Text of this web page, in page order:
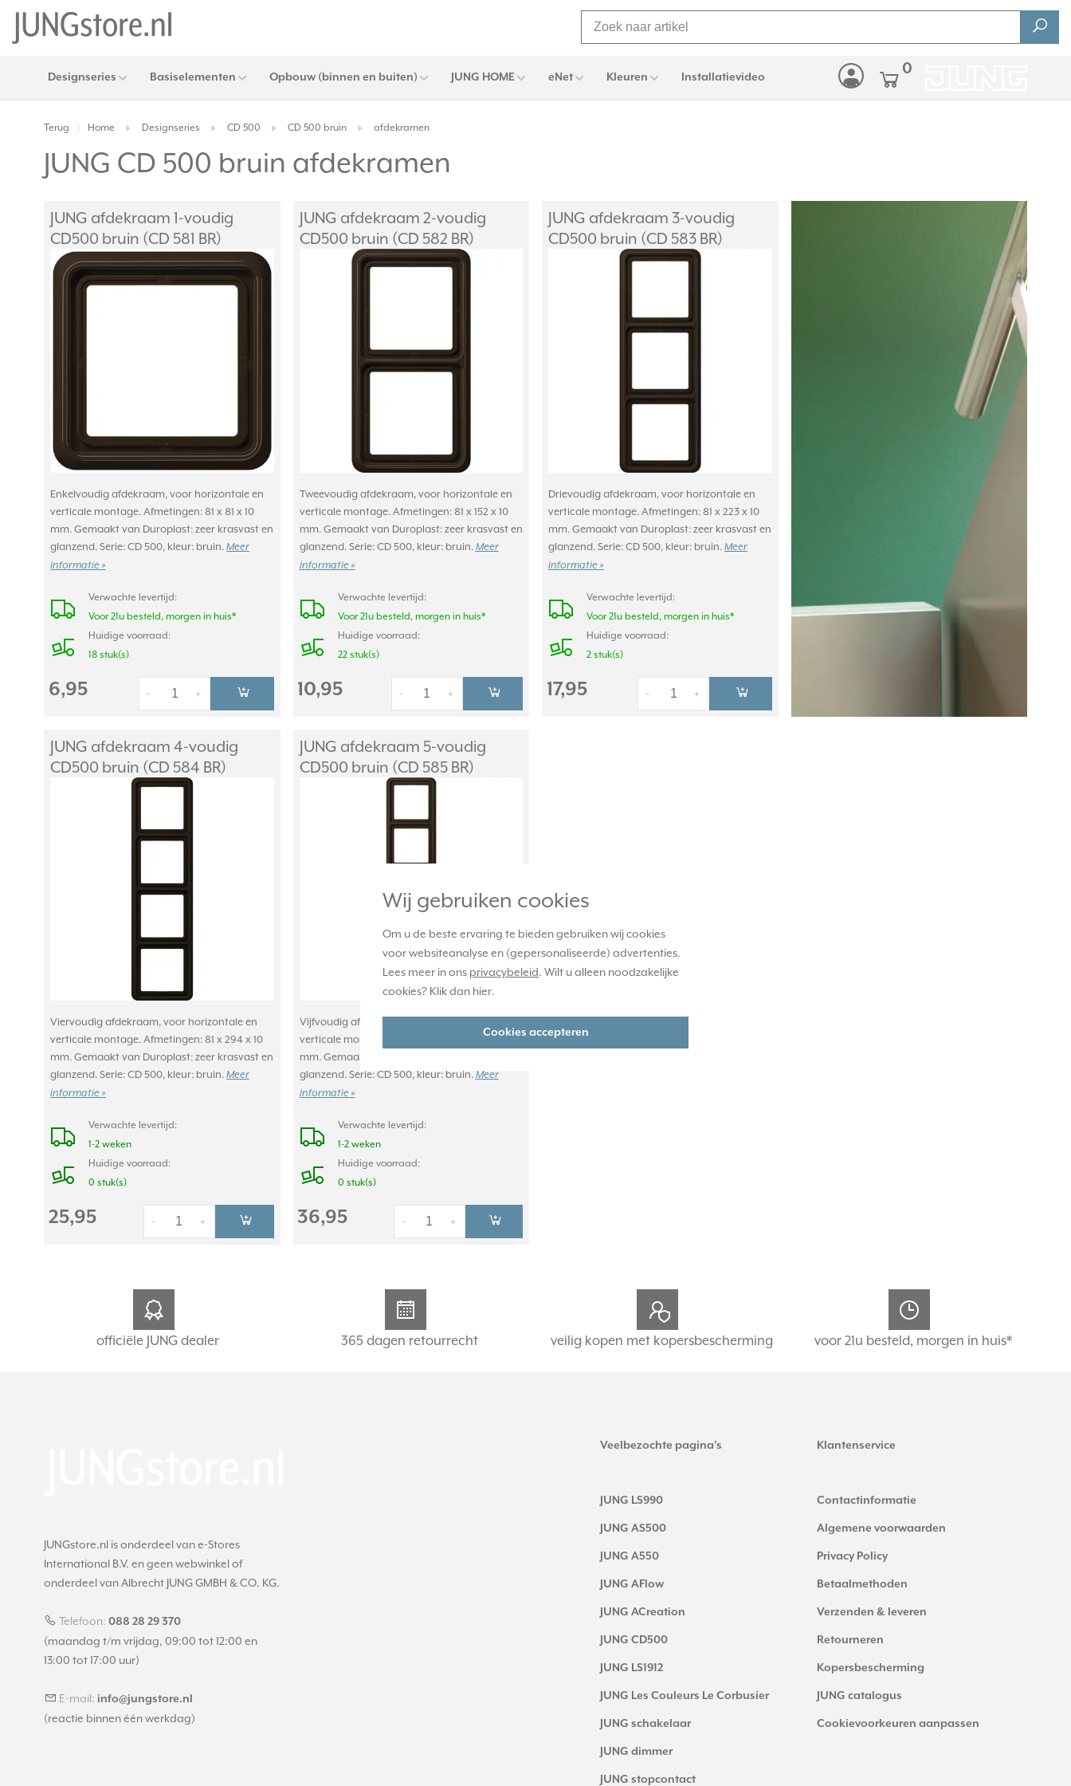
Wij gebruiken cookies
Om u de beste ervaring te bieden gebruiken wij cookies
voor websiteanalyse en (gepersonaliseerde) advertenties.
Lees meer in ons privacybeleid. Wilt u alleen noodzakelijke
cookies? Klik dan hier.
Cookies accepteren
Designseries Basiselementen Opbouw (binnen en buiten) JUNG HOME eNet Kleuren Installatievideo 0
Terug Home Designseries CD 500 CD 500 bruin afdekramen
JUNG CD 500 bruin afdekramen
JUNG afdekraam 1-voudig
CD500 bruin (CD 581 BR)
Enkelvoudig afdekraam, voor horizontale en
verticale montage. Afmetingen: 81 x 81 x 10
mm. Gemaakt van Duroplast: zeer krasvast en
glanzend. Serie: CD 500, kleur: bruin. Meer
informatie »
Verwachte levertijd:
Voor 21u besteld, morgen in huis*
Huidige voorraad:
18 stuk(s)
6,95 +
-
JUNG afdekraam 2-voudig
CD500 bruin (CD 582 BR)
Tweevoudig afdekraam, voor horizontale en
verticale montage. Afmetingen: 81 x 152 x 10
mm. Gemaakt van Duroplast: zeer krasvast en
glanzend. Serie: CD 500, kleur: bruin. Meer
informatie »
Verwachte levertijd:
Voor 21u besteld, morgen in huis*
Huidige voorraad:
22 stuk(s)
10,95 +
-
JUNG afdekraam 3-voudig
CD500 bruin (CD 583 BR)
Drievoudig afdekraam, voor horizontale en
verticale montage. Afmetingen: 81 x 223 x 10
mm. Gemaakt van Duroplast: zeer krasvast en
glanzend. Serie: CD 500, kleur: bruin. Meer
informatie »
Verwachte levertijd:
Voor 21u besteld, morgen in huis*
Huidige voorraad:
2 stuk(s)
17,95 +
-
JUNG afdekraam 4-voudig
CD500 bruin (CD 584 BR)
Viervoudig afdekraam, voor horizontale en
verticale montage. Afmetingen: 81 x 294 x 10
mm. Gemaakt van Duroplast: zeer krasvast en
glanzend. Serie: CD 500, kleur: bruin. Meer
informatie »
Verwachte levertijd:
1-2 weken
Huidige voorraad:
0 stuk(s)
25,95 +
-
JUNG afdekraam 5-voudig
CD500 bruin (CD 585 BR)
Vijfvoudig afdekraam, voor horizontale en
verticale montage. Afmetingen: 81 x 365 x 10
mm. Gemaakt van Duroplast: zeer krasvast en
glanzend. Serie: CD 500, kleur: bruin. Meer
informatie »
Verwachte levertijd:
1-2 weken
Huidige voorraad:
0 stuk(s)
36,95 +
-
officiële JUNG dealer 365 dagen retourrecht veilig kopen met kopersbescherming voor 21u besteld, morgen in huis*
JUNGstore.nl is onderdeel van e-Stores
International B.V. en geen webwinkel of
onderdeel van Albrecht JUNG GMBH & CO. KG.
Telefoon: 088 28 29 370
(maandag t/m vrijdag, 09:00 tot 12:00 en
13:00 tot 17:00 uur)
E-mail: info@jungstore.nl
(reactie binnen één werkdag)
Veelbezochte pagina's
JUNG LS990
JUNG AS500
JUNG A550
JUNG AFlow
JUNG ACreation
JUNG CD500
JUNG LS1912
JUNG Les Couleurs Le Corbusier
JUNG schakelaar
JUNG dimmer
JUNG stopcontact
Klantenservice
Contactinformatie
Algemene voorwaarden
Privacy Policy
Betaalmethoden
Verzenden & leveren
Retourneren
Kopersbescherming
JUNG catalogus
Cookievoorkeuren aanpassen